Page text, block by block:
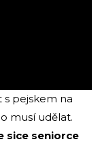
s pejskem na
musí udělat.
sice seniorce